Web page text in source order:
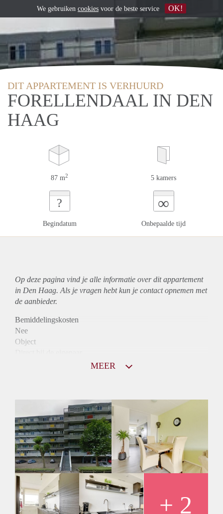
DIT APPARTEMENT IS VERHUURD
FORELLENDAAL IN DEN
HAAG
87 m2 5 kamers
?
Begindatum
∞
Onbepaalde tijd
Op deze pagina vind je alle informatie over ditappartement
in Den Haag. Als je vragen hebt kun je contact opnemen met
de aanbieder.
Bemiddelingskosten
Nee
Object
Niet mogelijk
Inkomen eis
3,1 X Maandhuur Bruto
Huurtermijn
Onbepaalde termijn
Oplevering
Kaal
MEER
+ 2
We gebruiken cookies voor de beste service OK!